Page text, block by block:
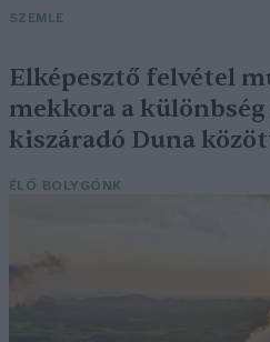
SZEMLE
Elképesztő felvétel
mekkora a különbség
kiszáradó Duna
ÉLŐ BOLYGÓNK